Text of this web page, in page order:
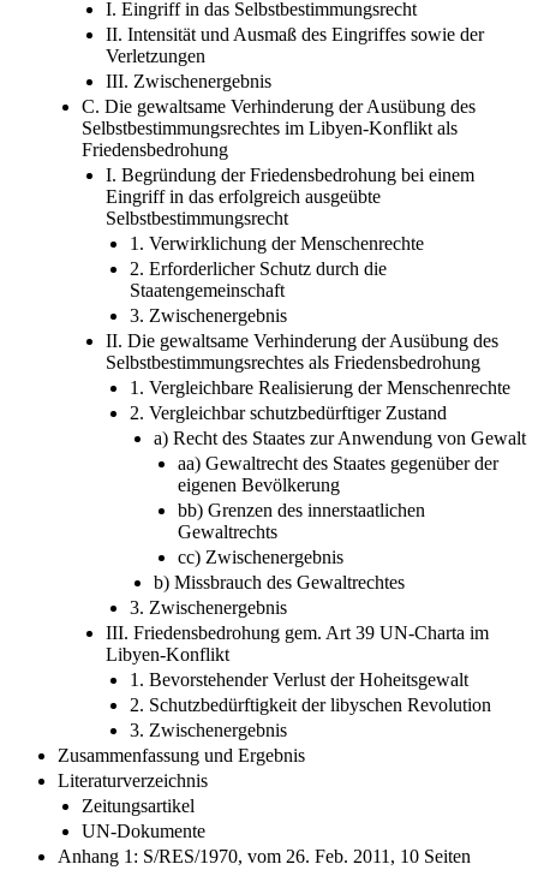
II. Intensität und Ausmaß des Eingriffes sowie der
Verletzungen
III. Zwischenergebnis
C. Die gewaltsame Verhinderung der Ausübung des
Selbstbestimmungsrechtes im Libyen-Konflikt als
Friedensbedrohung
I. Begründung der Friedensbedrohung bei einem
Eingriff in das erfolgreich ausgeübte
Selbstbestimmungsrecht
1. Verwirklichung der Menschenrechte
2. Erforderlicher Schutz durch die
Staatengemeinschaft
3. Zwischenergebnis
II. Die gewaltsame Verhinderung der Ausübung des
Selbstbestimmungsrechtes als Friedensbedrohung
1. Vergleichbare Realisierung der Menschenrechte
2. Vergleichbar schutzbedürftiger Zustand
a) Recht des Staates zur Anwendung von Gewalt
aa) Gewaltrecht des Staates gegenüber der
eigenen Bevölkerung
bb) Grenzen des innerstaatlichen
Gewaltrechts
cc) Zwischenergebnis
b) Missbrauch des Gewaltrechtes
3. Zwischenergebnis
III. Friedensbedrohung gem. Art 39 UN-Charta im
Libyen-Konflikt
1. Bevorstehender Verlust der Hoheitsgewalt
2. Schutzbedürftigkeit der libyschen Revolution
3. Zwischenergebnis
Zusammenfassung und Ergebnis
Literaturverzeichnis
Zeitungsartikel
UN-Dokumente
Anhang 1: S/RES/1970, vom 26. Feb. 2011, 10 Seiten
Anhang 2: S/RES/1973, vom 17. März 2011, 8 Seiten